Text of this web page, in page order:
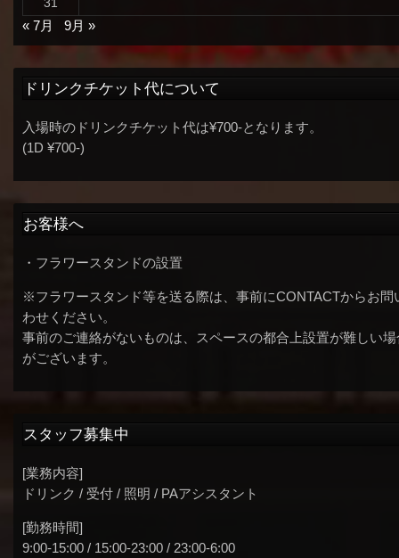
« 7月
9月 »
ドリンクチケット代について
入場時のドリンクチケット代は¥700-となります。
(1D ¥700-)
お客様へ
・フラワースタンドの設置
※フラワースタンド等を送る際は、事前にCONTACTからお問
わせください。
事前のご連絡がないものは、スペースの都合上設置が難しい場
がございます。
スタッフ募集中
[業務内容]
ドリンク / 受付 / 照明 / PAアシスタント
[勤務時間]
9:00-15:00 / 15:00-23:00 / 23:00-6:00